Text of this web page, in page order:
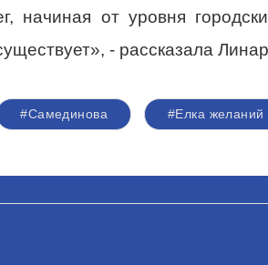
начиная от уровня
- рассказала
#Самединова #Елка желаний